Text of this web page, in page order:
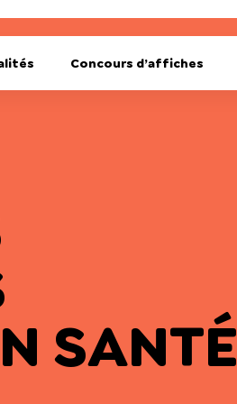
Concours d’affiches
SANTÉ